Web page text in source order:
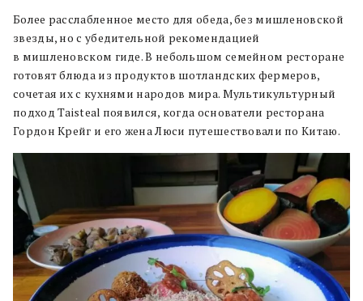
Более расслабленное место для обеда, без мишленовской
звезды, но с убедительной рекомендацией
в мишленовском гиде. В небольшом семейном ресторане
готовят блюда из продуктов шотландских фермеров,
сочетая их с кухнями народов мира. Мультикультурный
подход Taisteal появился, когда основатели ресторана
Гордон Крейг и его жена Люси путешествовали по Китаю.